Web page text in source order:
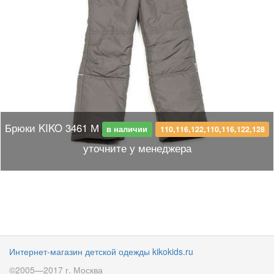
Брюки KIKO 3461 М в наличии 110,116,122,110,116,122,128
уточните у менеджера
Интернет-магазин детской одежды kikokids.ru
©2005—2017 г. Москва